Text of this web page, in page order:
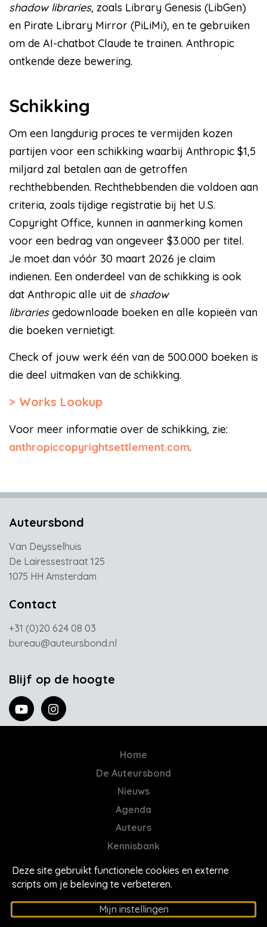
Deze site gebruikt functionele cookies en externe
scripts om je beleving te verbeteren.
Mijn instellingen
shadow libraries, zoals Library Genesis (LibGen)
en Pirate Library Mirror (PiLiMi), en te gebruiken
om de AI-chatbot Claude te trainen. Anthropic
ontkende deze bewering.
Schikking
Om een langdurig proces te vermijden kozen
partijen voor een schikking waarbij Anthropic $1,5
miljard zal betalen aan de getroffen
rechthebbenden. Rechthebbenden die voldoen aan
criteria, zoals tijdige registratie bij het U.S.
Copyright Office, kunnen in aanmerking komen
voor een bedrag van ongeveer $3.000 per titel.
Je moet dan vóór 30 maart 2026 je claim
indienen. Een onderdeel van de schikking is ook
dat Anthropic alle uit de shadow
librariesgedownloade boeken en alle kopieën van
die boeken vernietigt.
Check of jouw werk één van de 500.000 boeken is
die deel uitmaken van de schikking.
Works Lookup
Voor meer informatie over de schikking, zie:
anthropiccopyrightsettlement.com.
Auteursbond
Van Deysselhuis
De Lairessestraat 125
1075 HH Amsterdam
Contact
+31 (0)20 624 08 03
bureau@auteursbond.nl
Blijf op de hoogte
Home
De Auteursbond
Nieuws
Agenda
Auteurs
Kennisbank
AI = Jatwerk
Contact
Mores
Privacyverklaring